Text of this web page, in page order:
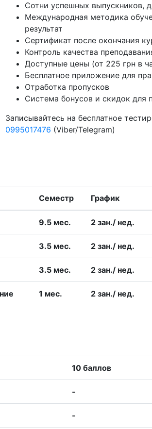
Сотни успешных выпускников,
Международная методика
результат
Сертификат после окончания
Контроль качества
Доступные цены (от 225 грн в
Бесплатное приложение для
Отработка пропусков
Система бонусов и скидок для
Записывайтесь на бесплатное
0995017476 (Viber/Telegram)
Семестр График
9.5 меc. 2 зан./ нед.
3.5 меc. 2 зан./ нед.
3.5 меc. 2 зан./ нед.
1 меc. 2 зан./ нед.
10 баллов
-
-